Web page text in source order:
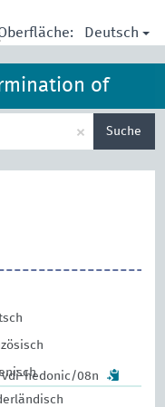
Deutsch
of
× Suche
hedonic/08n